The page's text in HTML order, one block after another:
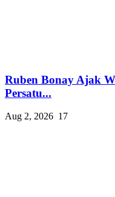
Ruben Bonay Ajak
Persatu...
Aug 2, 2026 17